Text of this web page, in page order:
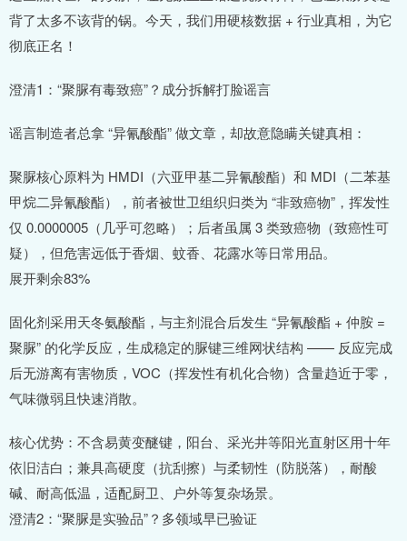
背了太多不该背的锅。今天，我们用硬核数据 + 行业真相，为它
彻底正名！
澄清1：“聚脲有毒致癌”？成分拆解打脸谣言
谣言制造者总拿 “异氰酸酯” 做文章，却故意隐瞒关键真相：
聚脲核心原料为 HMDI（六亚甲基二异氰酸酯）和 MDI（二苯基
甲烷二异氰酸酯），前者被世卫组织归类为 “非致癌物”，挥发性
仅 0.0000005（几乎可忽略）；后者虽属 3 类致癌物（致癌性可
疑），但危害远低于香烟、蚊香、花露水等日常用品。
展开剩余83%
固化剂采用天冬氨酸酯，与主剂混合后发生 “异氰酸酯 + 仲胺 =
聚脲” 的化学反应，生成稳定的脲键三维网状结构 —— 反应完成
后无游离有害物质，VOC（挥发性有机化合物）含量趋近于零，
气味微弱且快速消散。
核心优势：不含易黄变醚键，阳台、采光井等阳光直射区用十年
依旧洁白；兼具高硬度（抗刮擦）与柔韧性（防脱落），耐酸
碱、耐高低温，适配厨卫、户外等复杂场景。
澄清2：“聚脲是实验品”？多领域早已验证